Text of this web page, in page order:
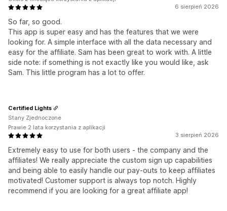
6 sierpień 2026
So far, so good.
This app is super easy and has the features that we were
looking for. A simple interface with all the data necessary and
easy for the affiliate. Sam has been great to work with. A little
side note: if something is not exactly like you would like, ask
Sam. This little program has a lot to offer.
3 sierpień 2026
Extremely easy to use for both users - the company and the
affiliates! We really appreciate the custom sign up capabilities
and being able to easily handle our pay-outs to keep affiliates
motivated! Customer support is always top notch. Highly
recommend if you are looking for a great affiliate app!
Certified Lights
Stany Zjednoczone
Prawie 2 lata korzystania z aplikacji